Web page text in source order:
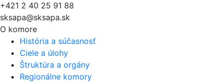
+421 2 40 25 91 88
sksapa@sksapa.sk
O komore
História a súčasnosť
Ciele a úlohy
Štruktúra a orgány
Regionálne komory